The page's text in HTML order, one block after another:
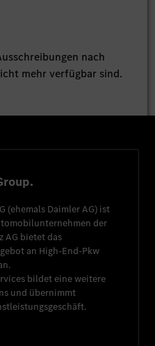
nach
mehr verfügbar sind.
(ehemals Daimler AG) ist
der
AG bietet das
an High-End-Pkw
bildet eine weitere
und übernimmt